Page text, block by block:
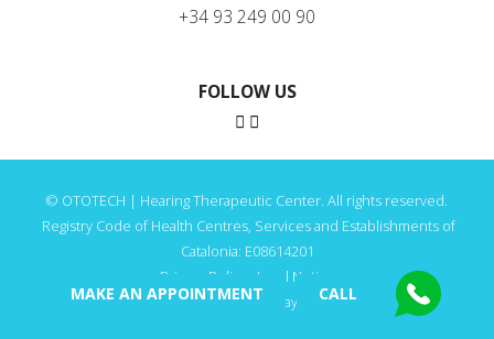
MAKE AN APPOINTMENT CALL
+34 93 249 00 90
FOLLOW US
© OTOTECH | Hearing Therapeutic Center. All rights reserved.
Registry Code of Health Centres, Services and Establishments of
Catalonia: E08614201
Privacy Policy
Legal Notice
Web&Content by Playmedic